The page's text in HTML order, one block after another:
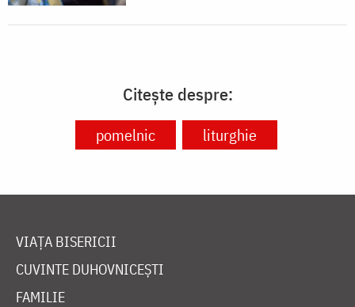
Citește despre:
pomelnic liturghie
VIAȚA BISERICII
CUVINTE DUHOVNICEȘTI
FAMILIE